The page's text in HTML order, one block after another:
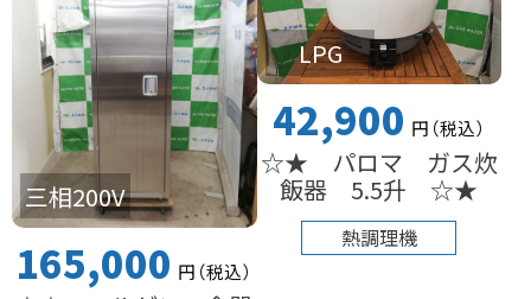
三相200V
165,000 円（税込）
LPG
42,900 円（税込）
☆★ パロマ ガス炊
飯器 5.5升 ☆★
熱調理機